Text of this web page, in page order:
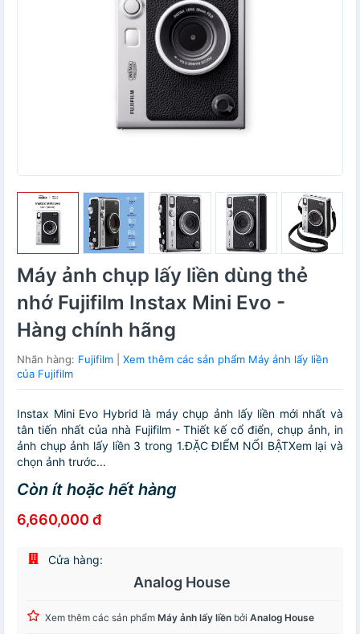
Máy ảnh chụp lấy liền dùng thẻ
nhớ Fujifilm Instax Mini Evo -
Hàng chính hãng
Nhãn hàng: Fujifilm
Xem thêm các sản phẩm Máy ảnh lấy liền
của Fujifilm
Instax Mini Evo Hybrid là máy chụp ảnh lấy liền mới nhất và
tân tiến nhất của nhà Fujifilm - Thiết kế cổ điển, chụp ảnh, in
ảnh chụp ảnh lấy liền 3 trong 1.ĐẶC ĐIỂM NỔI BẬTXem lại và
chọn ảnh trước...
Còn ít hoặc hết hàng
6,660,000 đ
Cửa hàng:
Analog House
Xem thêm các sản phẩm Máy ảnh lấy liền bởi Analog House